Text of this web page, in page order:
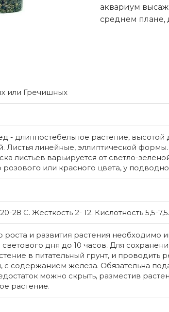
аквариум
среднем плане,
или Гречишных
- длинностебельное растение, высотой
Листья линейные, эллиптической
листьев варьируется от светло-
или красного цвета, у
28 С. Жёсткость 2- 12. Кислотность 5,5-7,5.
роста и развития растения необходимо
светового дня до 10 часов. Для
в питательный грунт, и
с содержанием железа. Обязательна
можно скрыть, разместив
растение.